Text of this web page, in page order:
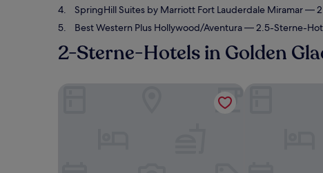
SpringHill Suites by Marriott Fort Lauderdale Miramar—
Best Western Plus Hollywood/Aventura— 2.5-Sterne-
2-Sterne-Hotels in Golden
North Miami Beach Gardens Inn & Suites